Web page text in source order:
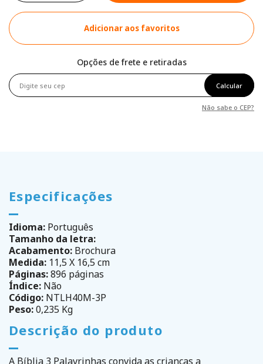
Adicionar aos favoritos
Opções de frete e retiradas
Calcular
Não sabe o CEP?
Especificações
Idioma: Português
Tamanho da letra:
Acabamento: Brochura
Medida: 11,5 X 16,5 cm
Páginas:896 páginas
Índice: Não
Código: NTLH40M-3P
Peso:0,235 Kg
Descrição do produto
A Bíblia 3 Palavrinhas convida as crianças a